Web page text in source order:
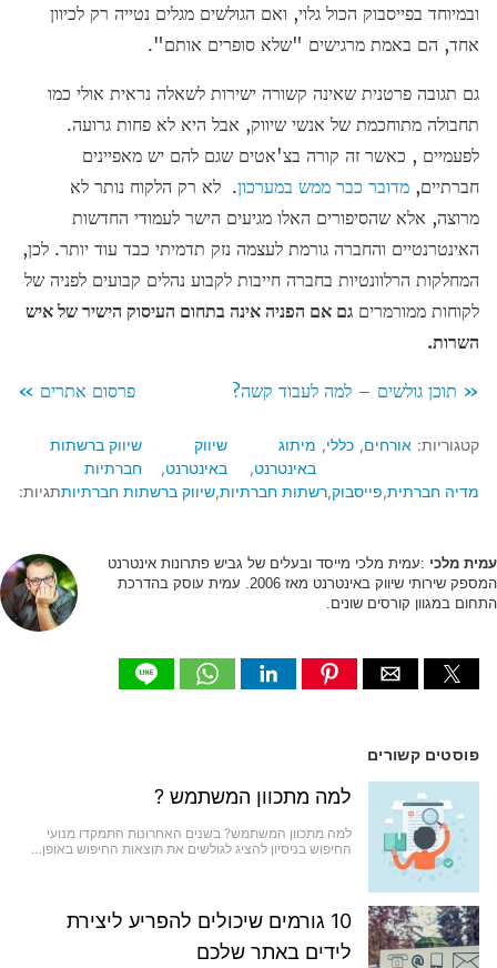
ובמיוחד בפייסבוק הכול גלוי, ואם הגולשים מגלים נטייה רק לכיוון
אחד, הם באמת מרגישים "שלא סופרים אותם".
גם תגובה פרטנית שאינה קשורה ישירות לשאלה נראית אולי כמו
תחבולה מתוחכמת של אנשי שיווק, אבל היא לא פחות גרועה.
לפעמיים , כאשר זה קורה בצ'אטים שגם להם יש מאפיינים
חברתיים, מדובר כבר ממש במערכון. לא רק הלקוח נותר לא
מרוצה, אלא שהסיפורים האלו מגיעים הישר לעמודי החדשות
האינטרנטיים והחברה גורמת לעצמה נזק תדמיתי כבד עוד יותר. לכן,
המחלקות הרלוונטיות בחברה חייבות לקבוע נהלים קבועים לפניה של
לקוחות ממורמרים גם אם הפניה אינה בתחום העיסוק הישיר של איש
השרות.
פרסום אתרים » « תוכן גולשים – למה לעבוד קשה?
קטגוריות: אורחים כללי
מיתוג
באינטרנט
שיווק
באינטרנט
שיווק ברשתות
חברתיות
מדיה חברתית פייסבוק רשתות חברתיות שיווק ברשתות חברתיותתגיות:
עמית מלכי :עמית מלכי מייסד ובעלים של גביש פתרונות אינטרנט
המספק שירותי שיווק באינטרנט מאז 2006. עמית עוסק בהדרכת
התחום במגוון קורסים שונים.
פוסטים קשורים
למה מתכוון המשתמש ?
למה מתכוון המשתמש? בשנים האחרונות התמקדו מנועי
החיפוש בניסיון להציג לגולשים את תוצאות החיפוש באופן…
10 גורמים שיכולים להפריע ליצירת
לידים באתר שלכם